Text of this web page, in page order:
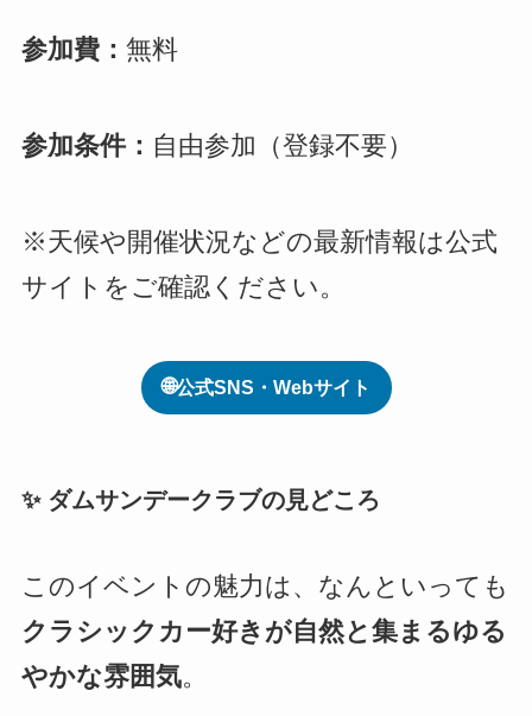
参加費： 無料
参加条件： 自由参加（登録不要）
※天候や開催状況などの最新情報は公式
サイトをご確認ください。
🌐公式SNS・Webサイト
✨ ダムサンデークラブの見どころ
このイベントの魅力は、なんといっても
クラシックカー好きが自然と集まるゆる
やかな雰囲気。